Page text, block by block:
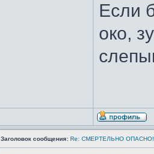
Если
око,
Заголовок сообщения: Re: СМЕРТЕЛЬНО